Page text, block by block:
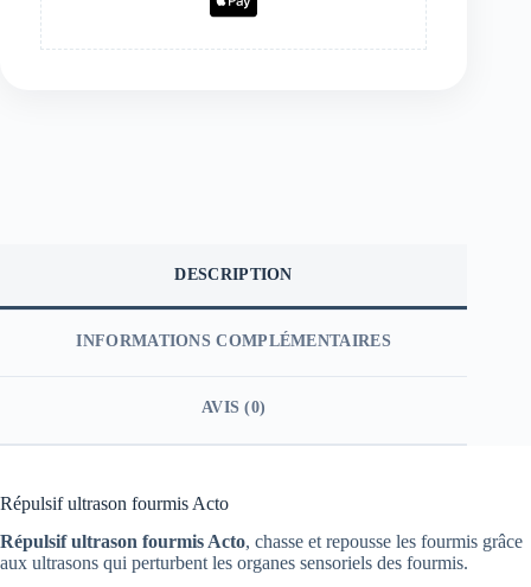
DESCRIPTION
INFORMATIONS COMPLÉMENTAIRES
AVIS (0)
Répulsif ultrason fourmis Acto
Répulsif ultrason fourmis Acto, chasse et repousse les fourmis grâce
aux ultrasons qui perturbent les organes sensoriels des fourmis.